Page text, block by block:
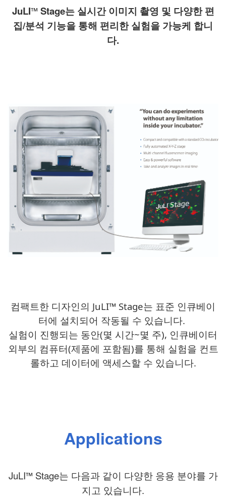
JuLI™ Stage는 실시간 이미지 촬영 및 다양한 편
집/분석 기능을 통해 편리한 실험을 가능케 합니
다.
컴팩트한 디자인의 JuLI™ Stage는 표준 인큐베이
터에 설치되어 작동될 수 있습니다.
실험이 진행되는 동안(몇 시간~몇 주), 인큐베이터
외부의 컴퓨터(제품에 포함됨)를 통해 실험을 컨트
롤하고 데이터에 액세스할 수 있습니다.
Applications
JuLI™ Stage는 다음과 같이 다양한 응용 분야를 가
지고 있습니다.